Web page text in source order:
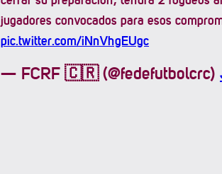
jugadores convocados para esos
pic.twitter.com/iNnVhgEUgc
— FCRF 🇨🇷 (@fedefutbolcrc)